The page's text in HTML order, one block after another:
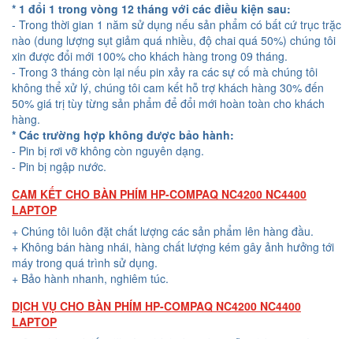
* 1 đổi 1 trong vòng 12 tháng với các điều kiện sau:
- Trong thời gian 1 năm sử dụng nếu sản phẩm có bất cứ trục trặc
nào (dung lượng sụt giảm quá nhiều, độ chai quá 50%) chúng tôi
xin được đổi mới 100% cho khách hàng trong 09 tháng.
- Trong 3 tháng còn lại nếu pin xảy ra các sự cố mà chúng tôi
không thể xử lý, chúng tôi cam kết hỗ trợ khách hàng 30% đến
50% giá trị tùy từng sản phẩm để đổi mới hoàn toàn cho khách
hàng.
* Các trường hợp không được bảo hành:
- Pin bị rơi vỡ không còn nguyên dạng.
- Pin bị ngập nước.
CAM KẾT CHO BÀN PHÍM HP-COMPAQ NC4200 NC4400
LAPTOP
+ Chúng tôi luôn đặt chất lượng các sản phẩm lên hàng đầu.
+ Không bán hàng nhái, hàng chất lượng kém gây ảnh hưởng tới
máy trong quá trình sử dụng.
+ Bảo hành nhanh, nghiêm túc.
DỊCH VỤ CHO BÀN PHÍM HP-COMPAQ NC4200 NC4400
LAPTOP